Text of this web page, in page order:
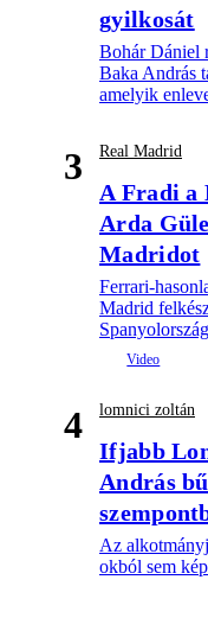
gyilkosát
Bohár Dániel
Baka András
amelyik
3 Real Madrid
A Fradi a
Arda
Madridot
Ferrari-
Madrid
4 lomnici zoltán
Ifjabb
András
Az
okból sem